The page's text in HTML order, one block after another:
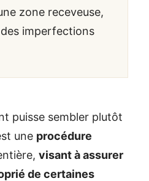
zone receveuse,
imperfections
puisse sembler plutôt
une procédure
visant à assurer
de certaines